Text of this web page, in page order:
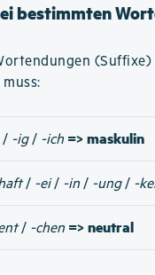
bestimmten
-ig/ -ich => maskulin
/ -ei/ -in/ -ung/ -
/ -chen => neutral